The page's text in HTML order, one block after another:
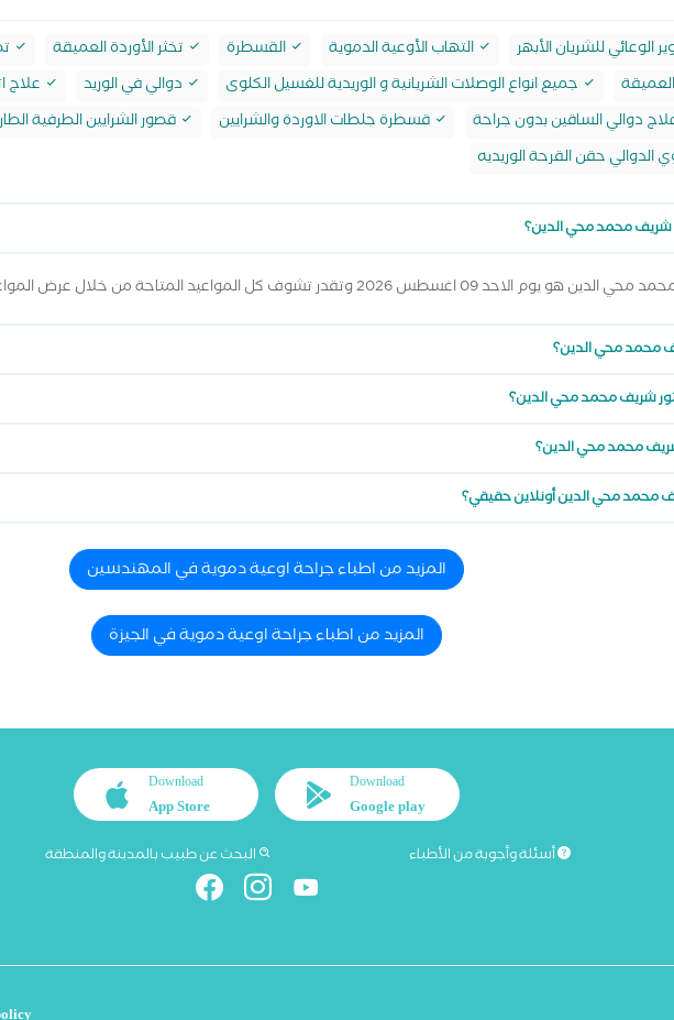
الوعائي للشريان الأبهر التهاب الأوعية الدموية القسطرة تخثر الأوردة العميقة
جميع انواع الوصلات الشريانية و الوريدية للغسيل الكلوى دوالي في الوريد
علاج
دوالي الساقين بدون جراحة قسطرة جلطات الاوردة والشرايين قصور الشرايين الطرفية
الدوالي حقن القرحة الوريديه
شريف محمد محي الدين؟
وتقدر تشوف كل المواعيد المتاحة من خلال عرض المواعيد أعلاه
محمد محي الدين؟
شريف محمد محي الدين؟
محمد محي الدين؟
محمد محي الدين أونلاين حقيقي؟
المزيد من اطباء جراحة اوعية دموية في المهندسين
المزيد من اطباء جراحة اوعية دموية في الجيزة
Download
Google play
Download
App Store
أسئلة وأجوبة من الأطباء البحث عن طبيب بالمدينة والمنطقة